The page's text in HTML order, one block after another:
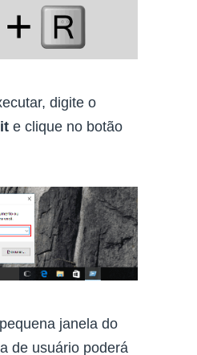
digite o
e clique no botão
janela do
de usuário poderá